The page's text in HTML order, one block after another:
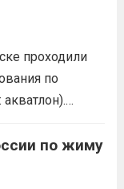
коротких
проходили
по
занял 1
тренер-
по жиму